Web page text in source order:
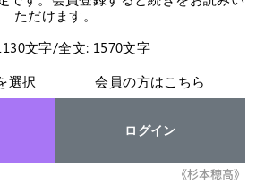
ただけます。
文字/全文: 1570文字
選択
会員の方はこちら
ログイン
《杉本穂高》